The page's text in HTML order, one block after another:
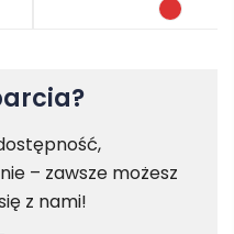
– zawsze możesz
z nami!